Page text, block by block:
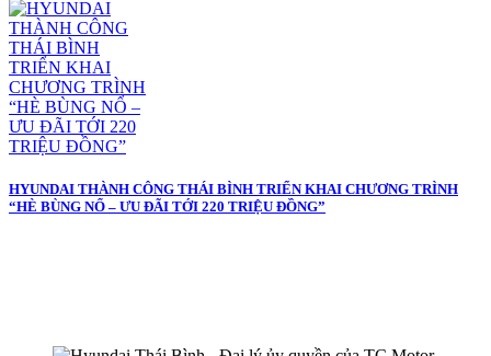
HYUNDAI THÀNH CÔNG THÁI BÌNH TRIỂN KHAI CHƯƠNG TRÌNH
“HÈ BÙNG NỔ – ƯU ĐÃI TỚI 220 TRIỆU ĐỒNG”